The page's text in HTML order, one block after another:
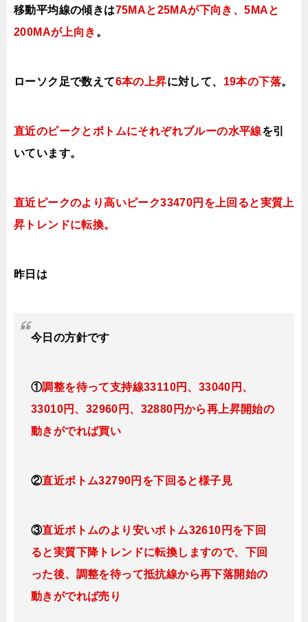
移動平均線の傾きは75MAと25MAが下向き、5MAと
200MAが上向き 。
ローソク足で数えて6本の上昇に対して、 19本の下落。
直近のピークとボトムにそれぞれブルーの水平線を引
いています。
直近ピークのより高いピーク33470円を上回ると実質上
昇トレンドに転換。
昨日は
今日 の方針です
①調整を待って支持線33110円、33040円、
33010円、32960円、32880円から再上昇開始の
動きがでれば買い
②直近ボトム32790円を下回ると様子見
③直近ボトムのより安いボトム32610円を下回
ると実質下降トレンドに転換しますので、下回
った後、調整を待って抵抗線から再下落開始の
動きがでれば売り